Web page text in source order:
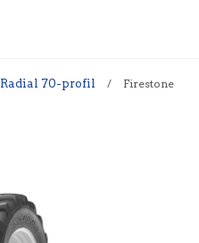
Radial 70-profil /
Firestone